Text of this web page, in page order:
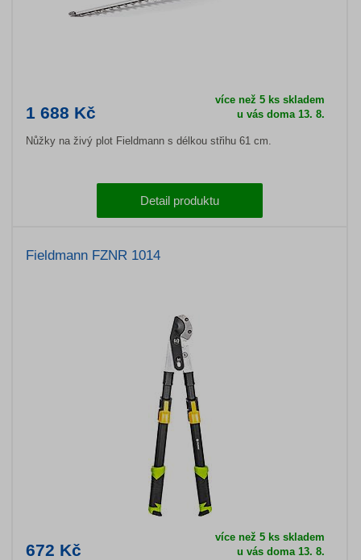
1 688 Kč
více než 5 ks skladem
u vás doma 13. 8.
Nůžky na živý plot Fieldmann s délkou střihu 61 cm.
Detail produktu
Fieldmann FZNR 1014
672 Kč
více než 5 ks skladem
u vás doma 13. 8.